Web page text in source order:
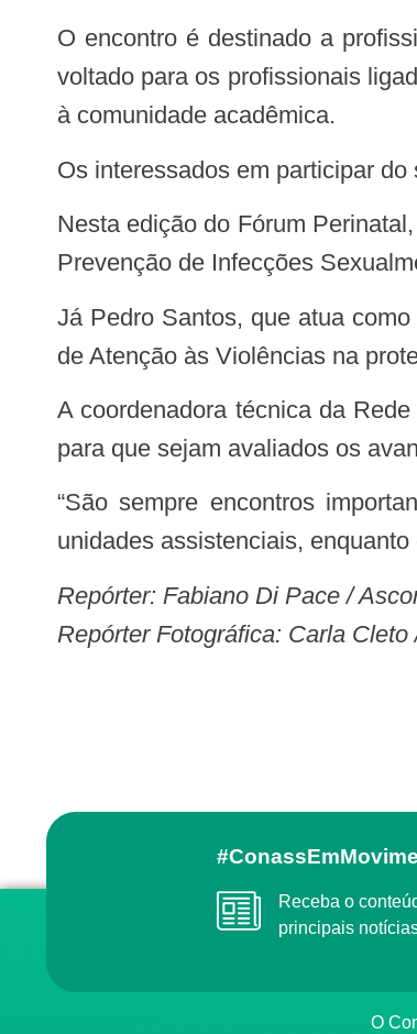
O encontro é destinado a profissionais que atuam na Atenção Primária em Saúde, nos 102 municípios alagoanos. Também é
voltado para os profissionais
à comunidade acadêmica.
Os interessados em participar
Nesta edição do Fórum Perinatal, a assistente social Amanda França falará sobre “Saúde Sexual e Reprodutiva do Adolescente:
Prevenção de Infecções
Já Pedro Santos, que atua como técnico de planejamento na Rede de Atenção às Violências (RAV), tratará do “Papel da Rede
de Atenção às Violências na
A coordenadora técnica da Rede Alyne em Alagoas, Aline Sales, destacou que a participação nos Fórum Perinatal é essencial
para que sejam avaliados os
“São sempre encontros importantes, onde diversos profissionais expõem a realidade da assistência em seus municípios e
unidades assistenciais,
Repórter: Fabiano Di Pace /
Repórter Fotográfica: Carla
Receba o conteúdo semanal do Conass com as
principais
O